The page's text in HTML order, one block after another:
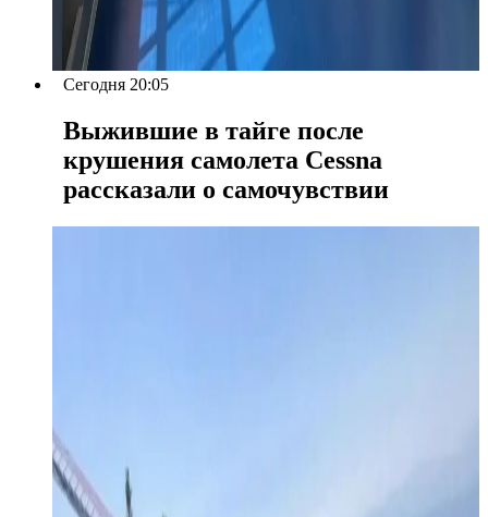
Сегодня 20:05
Выжившие в тайге после
крушения самолета Cessna
рассказали о самочувствии